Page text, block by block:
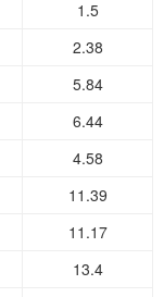
1.5
2.38
5.84
6.44
4.58
11.39
11.17
13.4